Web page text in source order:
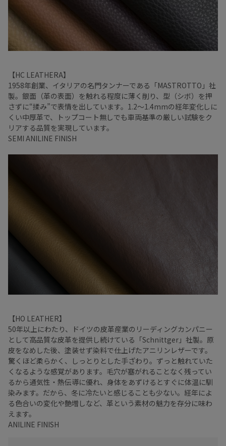
【HC LEATHERA】
1958年創業、イタリアの名門タンナーである「MASTROTTO」社
製。銀面（革の表面）を触れる程度に薄く削り、型（シボ）を押
さずに“揉み”で表情を出しています。1.2～1.4mmの経年変化しに
くい中厚革で、トップコート無しでも車両基準の厳しい試験をク
リアする品質を実現しています。
SEMI ANILINE FINISH
【HO LEATHER】
50年以上にわたり、ドイツの皮革産業のリーディングカンパニー
として高品質な皮革を提供し続けている「Schnittger」社製。原
皮をなめした後、塗装せず染料で仕上げたアニリンレザーです。
驚くほど柔らかく、しっとりとした手ざわり。ずっと触れていた
くなるような感覚があります。毛穴が塞がれることなく残ってい
るから通気性・熱伝導に優れ、身体をあずけるとすぐに体温に馴
染みます。だから、冬に冷たいと感じることも少ない。経年によ
る色合いの変化や艶増しなど、革という素材の魅力を存分に味わ
えます。
ANILINE FINISH